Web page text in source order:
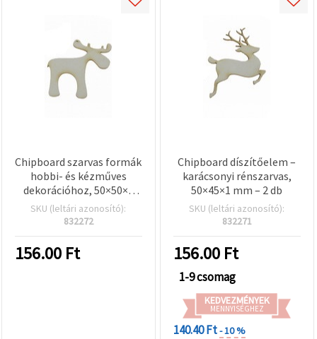
Chipboard szarvas formák
hobbi- és kézműves
dekorációhoz, 50×50×1
mm – 2 db
SKU (leltári azonosító):
832272
156.00 Ft
Chipboard díszítőelem –
karácsonyi rénszarvas,
50×45×1 mm – 2 db
SKU (leltári azonosító):
832271
156.00 Ft
1-9 csomag
KEDVEZMÉNYEK
MENNYISÉGHEZ
140.40 Ft- 10 %